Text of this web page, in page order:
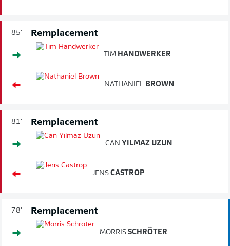
85' Remplacement
TIM HANDWERKER
NATHANIEL BROWN
81' Remplacement
CAN YILMAZ UZUN
JENS CASTROP
78' Remplacement
MORRIS SCHRÖTER